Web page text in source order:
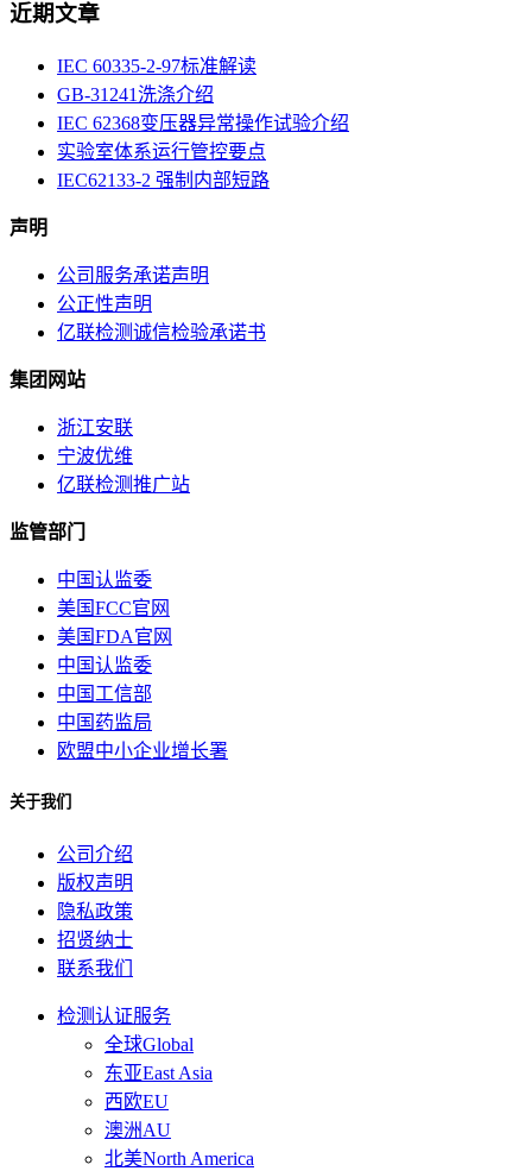
近期文章
IEC 60335-2-97标准解读
GB-31241洗涤介绍
IEC 62368变压器异常操作试验介绍
实验室体系运行管控要点
IEC62133-2 强制内部短路
声明
公司服务承诺声明
公正性声明
亿联检测诚信检验承诺书
集团网站
浙江安联
宁波优维
亿联检测推广站
监管部门
中国认监委
美国FCC官网
美国FDA官网
中国认监委
中国工信部
中国药监局
欧盟中小企业增长署
关于我们
公司介绍
版权声明
隐私政策
招贤纳士
联系我们
检测认证服务
全球Global
东亚East Asia
西欧EU
澳洲AU
北美North America